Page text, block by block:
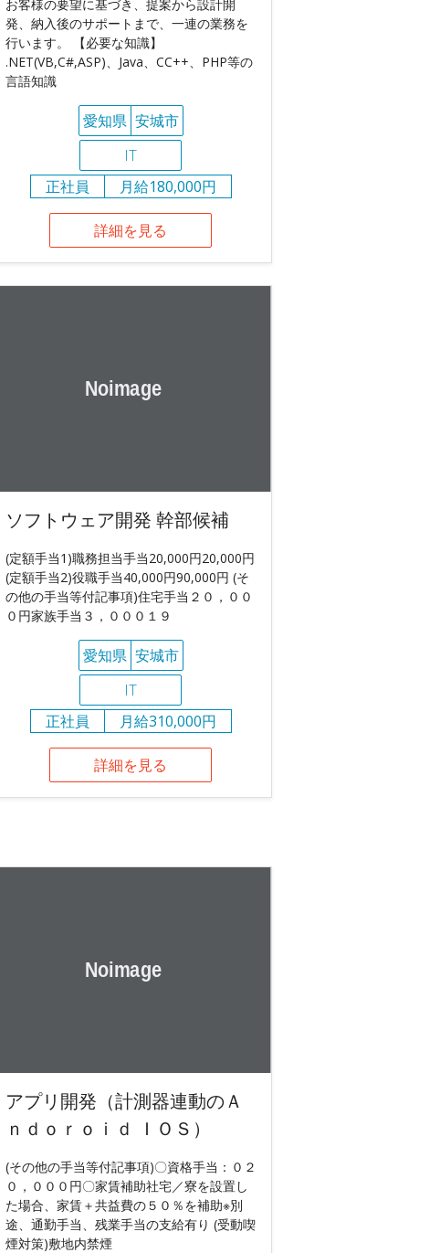
お客様の要望に基づき、提案から設計開
発、納入後のサポートまで、一連の業務を
行います。 【必要な知識】
.NET(VB,C#,ASP)、Java、CC++、PHP等の
言語知識
愛知県 安城市
IT
正社員
月給180,000円
詳細を見る
ソフトウェア開発 幹部候補
(定額手当1)職務担当手当20,000円20,000円
(定額手当2)役職手当40,000円90,000円 (そ
の他の手当等付記事項)住宅手当２０，００
０円家族手当３，０００１９
愛知県 安城市
IT
正社員
月給310,000円
詳細を見る
アプリ開発（計測器連動のＡ
ｎｄｏｒｏｉｄ ＩＯＳ）
(その他の手当等付記事項)〇資格手当：０２
０，０００円〇家賃補助社宅／寮を設置し
た場合、家賃＋共益費の５０％を補助※別
途、通勤手当、残業手当の支給有り (受動喫
煙対策)敷地内禁煙